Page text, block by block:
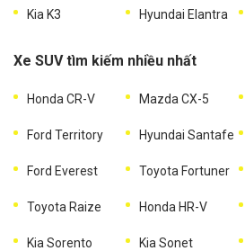
Kia K3 Hyundai Elantra
Xe SUV tìm kiếm nhiều nhất
Honda CR-V Mazda CX-5
Ford Territory Hyundai Santafe
Ford Everest Toyota Fortuner
Toyota Raize Honda HR-V
Kia Sorento Kia Sonet